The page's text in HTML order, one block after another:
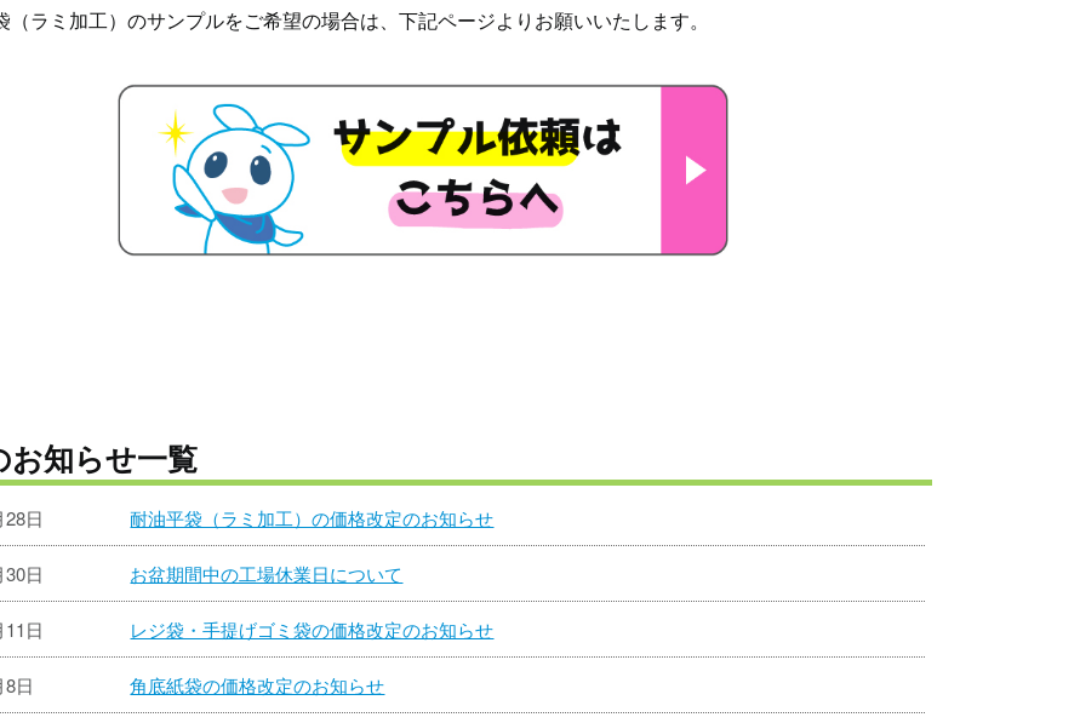
ラミ加工）のサンプルをご希望の場合は、下記ページよりお願いいたします。
お知らせ一覧
日 耐油平袋（ラミ加工）の価格改定のお知らせ
日 お盆期間中の工場休業日について
日 レジ袋・手提げゴミ袋の価格改定のお知らせ
日 角底紙袋の価格改定のお知らせ